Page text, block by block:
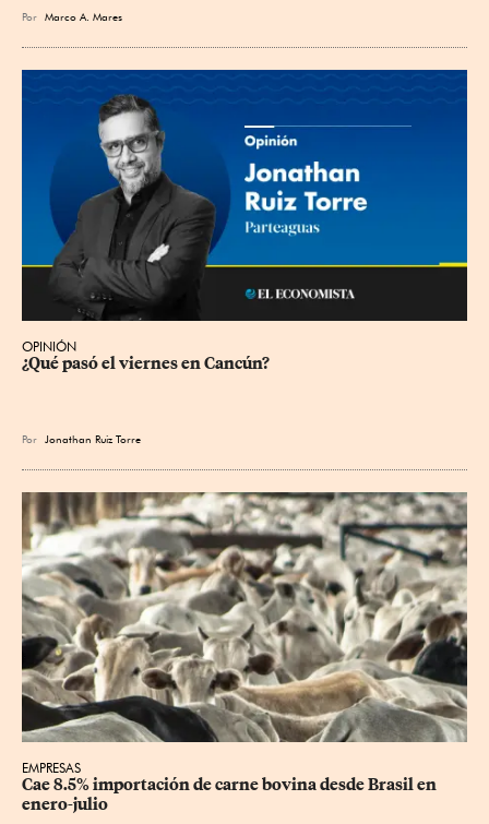
Por Marco A. Mares
OPINIÓN
¿Qué pasó el viernes en Cancún?
Por Jonathan Ruiz Torre
EMPRESAS
Cae 8.5% importación de carne bovina desde Brasil en
enero-julio